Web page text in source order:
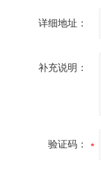
详细地址：
补充说明：
验证码：